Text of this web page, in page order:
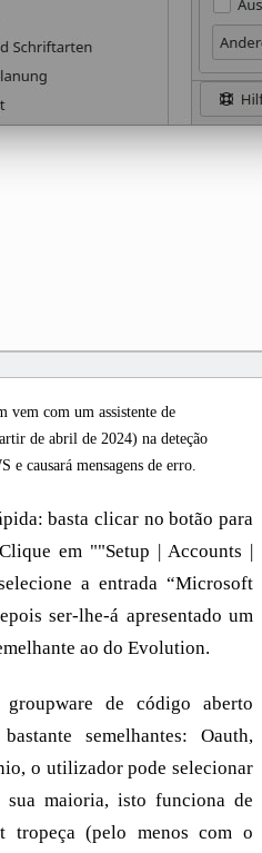
vem com um assistente de
de abril de 2024) na deteção
causará mensagens de erro.
basta clicar no botão para
em ""Setup | Accounts |
a entrada “Microsoft
ser-lhe-á apresentado um
ao do Evolution.
de código aberto
semelhantes: Oauth,
o utilizador pode selecionar
maioria, isto funciona de
tropeça (pelo menos com o